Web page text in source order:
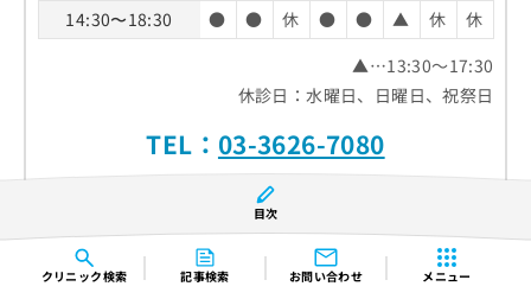
クリニック検索 記事検索 お問い合わせ メニュー
14:30〜18:30
● ● 休 ● ● ▲ 休
休
▲…13:30～17:30
休診日：水曜日、日曜日、祝祭日
TEL： 03-3626-7080
ホームページ
目次